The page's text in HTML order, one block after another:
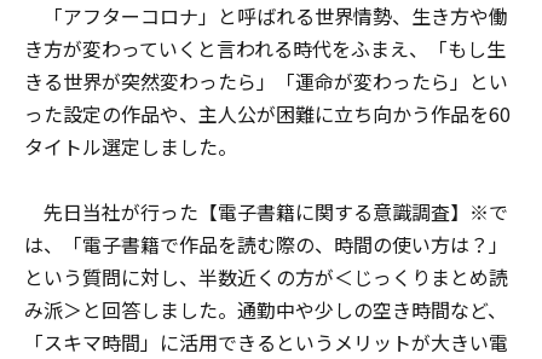
「アフターコロナ」と呼ばれる世界情勢、生き方や働
き方が変わっていくと言われる時代をふまえ、「もし生
きる世界が突然変わったら」「運命が変わったら」とい
った設定の作品や、主人公が困難に立ち向かう作品を60
タイトル選定しました。
先日当社が行った【電子書籍に関する意識調査】※で
は、「電子書籍で作品を読む際の、時間の使い方は？」
という質問に対し、半数近くの方が＜じっくりまとめ読
み派＞と回答しました。通勤中や少しの空き時間など、
「スキマ時間」に活用できるというメリットが大きい電